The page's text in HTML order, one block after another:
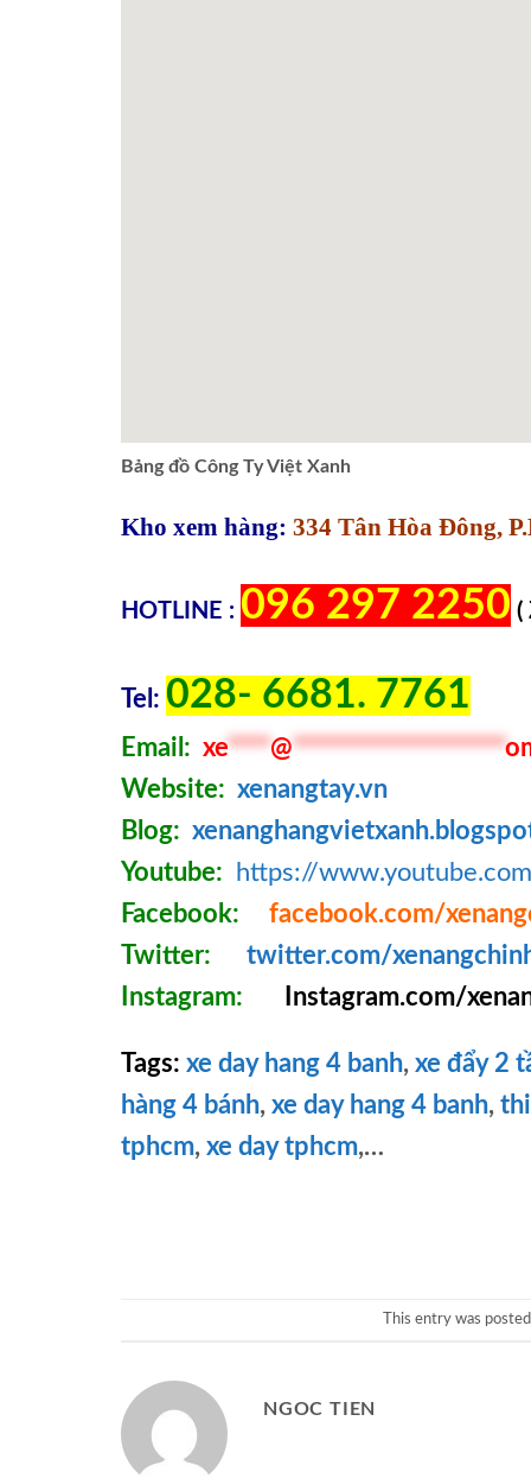
Bảng đồ Công Ty Việt Xanh
Kho xem hàng: 334 Tân Hòa Đông,
HOTLINE : 096 297 2250 (
Tel: 028- 6681. 7761
Email: xe****@********************
Website: xenangtay.vn
Blog:
Youtube:
https://
Facebook:
facebook.com/
Twitter:
twitter.com/
Instagram:
Instagram.com/
Tags: xe day hang 4 banh, xe đẩy 2
hàng 4 bánh, xe day hang 4 banh,
tphcm, xe day tphcm,…
This entry was
NGOC TIEN